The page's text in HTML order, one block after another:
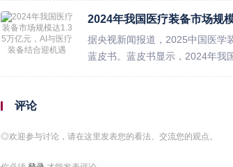
2024年我国医疗装备市场规
据央视新闻报道，2025中国医学
蓝皮书。蓝皮书显示，2024年我
评论
◎欢迎参与讨论，请在这里发表您的看法、交流您的观点。